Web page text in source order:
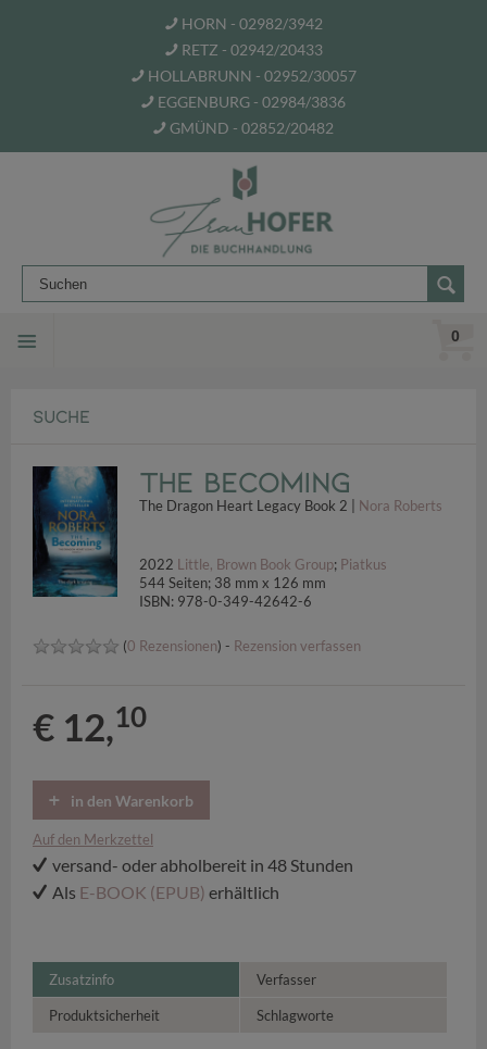
HORN - 02982/3942
RETZ - 02942/20433
HOLLABRUNN - 02952/30057
EGGENBURG - 02984/3836
GMÜND - 02852/20482
0
SUCHE
The Becoming
The Dragon Heart Legacy Book 2 | Nora Roberts
2022 Little, Brown Book Group; Piatkus
544 Seiten; 38 mm x 126 mm
ISBN: 978-0-349-42642-6
(0 Rezensionen) - Rezension verfassen
€ 12,10
in den Warenkorb
Auf den Merkzettel
versand- oder abholbereit in 48 Stunden
Als E-BOOK (EPUB) erhältlich
Zusatzinfo Verfasser
Produktsicherheit Schlagworte